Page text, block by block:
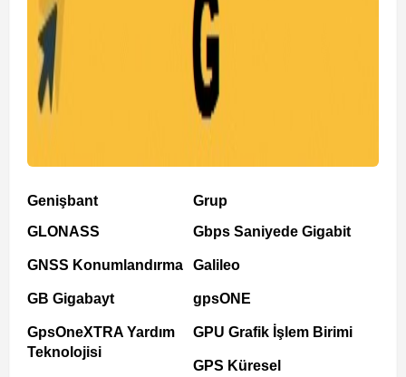
Genişbant
GLONASS
GNSS Konumlandırma
GB Gigabayt
GpsOneXTRA Yardım
Teknolojisi
Grup
Gbps Saniyede Gigabit
Galileo
gpsONE
GPU Grafik İşlem Birimi
GPS Küresel